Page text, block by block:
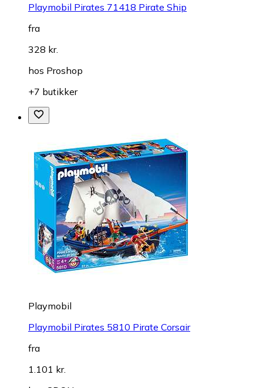
Playmobil Pirates 71418 Pirate Ship
fra
328 kr.
hos Proshop
+7 butikker
Playmobil
Playmobil Pirates 5810 Pirate Corsair
fra
1.101 kr.